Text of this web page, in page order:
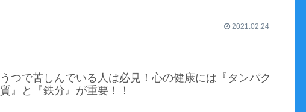
2021.02.24
うつで苦しんでいる人は必見！心の健康には『タンパク
質』と『鉄分』が重要！！